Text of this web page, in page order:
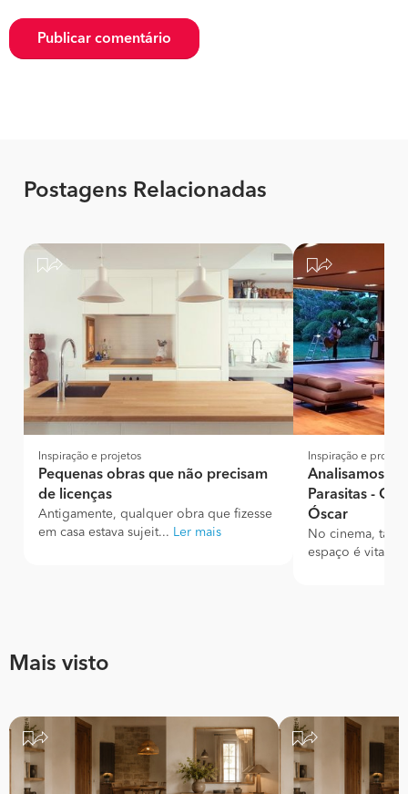
Publicar comentário
Postagens Relacionadas
Inspiração e projetos
Pequenas obras que não precisam
de licenças
Antigamente, qualquer obra que fizesse
em casa estava sujeit... Ler mais
Inspiração e
Analisamos a
Parasitas - O
Óscar
No cinema, tal
espaço é vital.
Mais visto